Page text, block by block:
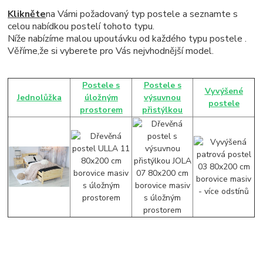
Kliknětena Vámi požadovaný typ postele a seznamte s
celou nabídkou postelí tohoto typu.
Níže nabízíme malou upoutávku od každého typu postele .
Věříme,že si vyberete pro Vás nejvhodnější model.
Jednolůžka
Postele s
úložným
prostorem
Postele s
výsuvnou
přistýlkou
Vyvýšené
postele